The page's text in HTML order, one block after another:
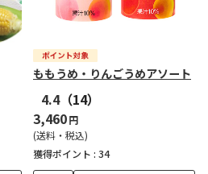
ももうめ・りんごうめアソート
4.4（14）
3,460円
(送料・税込)
獲得ポイント : 34